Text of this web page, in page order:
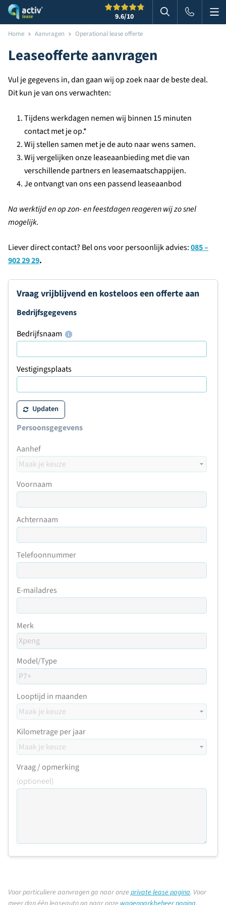
9.6/10 Zoeken in
Home Aanvragen Operational lease offerte
Leaseofferte aanvragen
Vul je gegevens in, dan gaan wij op zoek naar de beste deal.
Dit kun je van ons verwachten:
Tijdens werkdagen nemen wij binnen 15 minuten
contact met je op.*
Wij stellen samen met je de auto naar wens samen.
Wij vergelijken onze leaseaanbieding met die van
verschillende partners en leasemaatschappijen.
Je ontvangt van ons een passend leaseaanbod
Na werktijd en op zon- en feestdagen reageren wij zo snel
mogelijk.
Liever direct contact? Bel ons voor persoonlijk advies:085 –
902 29 29.
Vraag vrijblijvend en kosteloos een offerte aan
Bedrijfsgegevens
Bedrijfsnaam
Vestigingsplaats
Updaten
Persoonsgegevens
Aanhef
Voornaam
Achternaam
Telefoonnummer
E-mailadres
Merk
Model/Type
Looptijd in maanden
Kilometrage per jaar
Vraag / opmerking
(optioneel)
Voor particuliere aanvragen ga naar onzeprivate lease pagina. Voor